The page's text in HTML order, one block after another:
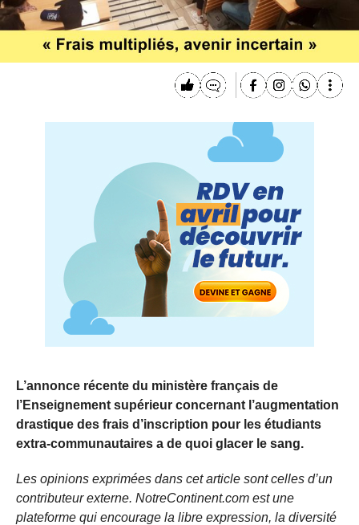
L’annonce récente du ministère français de
l’Enseignement supérieur concernant l’augmentation
drastique des frais d’inscription pour les étudiants
extra-communautaires a de quoi glacer le sang.
Les opinions exprimées dans cet article sont celles d’un
contributeur externe. NotreContinent.com est une
plateforme qui encourage la libre expression, la diversité